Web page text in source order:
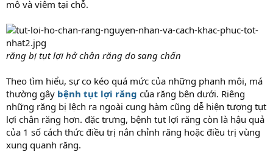
mô và viêm tại chỗ.
răng bị tụt lợi hở chân răng do sang chấn
Theo tìm hiểu, sự co kéo quá mức của những phanh môi, má
thường gây bệnh tụt lợi răng của răng bên dưới. Riêng
những răng bị lệch ra ngoài cung hàm cũng dễ hiện tượng tụt
lợi chân răng hơn. đặc trưng, bệnh tụt lợi răng còn là hậu quả
của 1 số cách thức điều trị nắn chỉnh răng hoặc điều trị vùng
xung quanh răng.